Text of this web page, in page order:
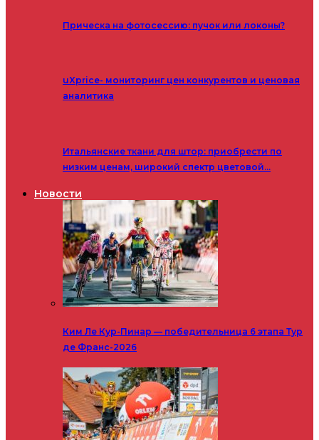
Прическа на фотосессию: пучок или локоны?
uXprice- мониторинг цен конкурентов и ценовая
аналитика
Итальянские ткани для штор: приобрести по
низким ценам, широкий спектр цветовой…
Новости
Ким Ле Кур-Пинар — победительница 6 этапа Тур
де Франс-2026